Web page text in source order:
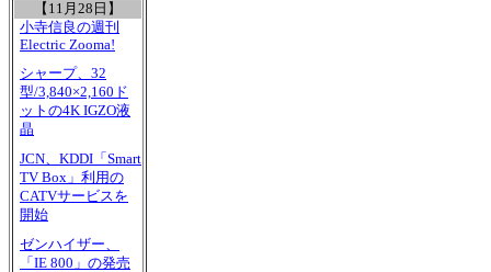
【11月28日】
小寺信良の週刊
Electric Zooma!
シャープ、32
型/3,840×2,160ド
ットの4K IGZO液
晶
JCN、KDDI「Smart
TV Box」利用の
CATVサービスを
開始
ゼンハイザー、
「IE 800」の発売